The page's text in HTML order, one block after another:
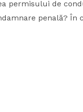
permisului de
penală? În